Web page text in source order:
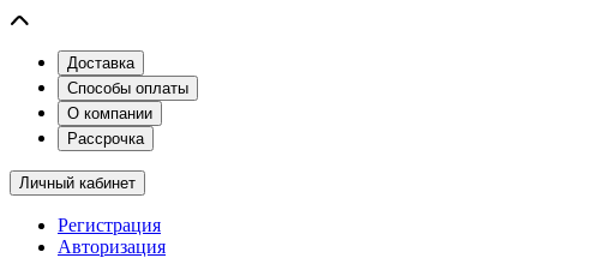
Доставка
Способы оплаты
О компании
Рассрочка
Личный кабинет
Регистрация
Авторизация